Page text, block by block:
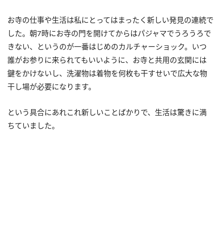
お寺の仕事や生活は私にとってはまったく新しい発見の連続で
した。朝7時にお寺の門を開けてからはパジャマでうろうろで
きない、というのが一番はじめのカルチャーショック。いつ
誰がお参りに来られてもいいように、お寺と共用の玄関には
鍵をかけないし、洗濯物は着物を何枚も干すせいで広大な物
干し場が必要になります。
という具合にあれこれ新しいことばかりで、生活は驚きに満
ちていました。